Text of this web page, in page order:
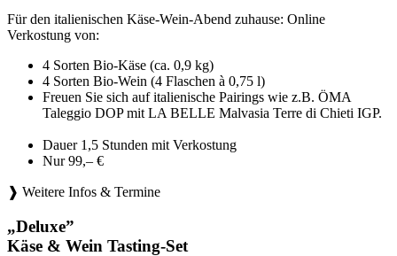
Für den italienischen Käse-Wein-Abend zuhause: Online
Verkostung von:
4 Sorten Bio-Käse (ca. 0,9 kg)
4 Sorten Bio-Wein (4 Flaschen à 0,75 l)
Freuen Sie sich auf italienische Pairings wie z.B. ÖMA
Taleggio DOP mit LA BELLE Malvasia Terre di Chieti IGP.
Dauer 1,5 Stunden mit Verkostung
Nur 99,– €
❱ Weitere Infos & Termine
„Deluxe”
Käse & Wein Tasting-Set